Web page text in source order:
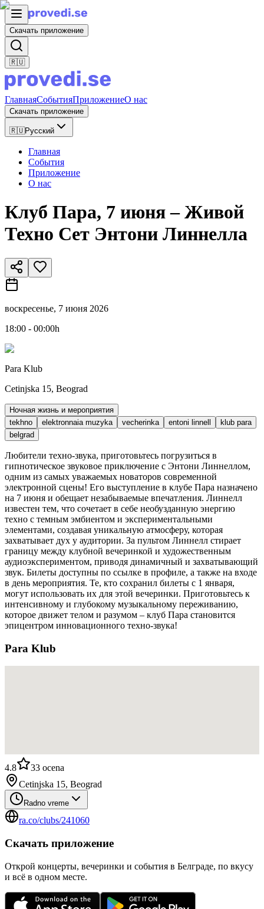
Скачать приложение
🇷🇺
ГлавнаяСобытияПриложениеО нас
Скачать приложение
🇷🇺Русский
Главная
События
Приложение
О нас
Клуб Пара, 7 июня – Живой
Техно Сет Энтони Линнелла
воскресенье, 7 июня 2026
18:00 - 00:00h
Para Klub
Cetinjska 15, Beograd
Ночная жизнь и мероприятия
tekhno
elektronnaia muzyka vecherinka entoni linnell
klub para
belgrad
Любители техно-звука, приготовьтесь погрузиться в
гипнотическое звуковое приключение с Энтони Линнеллом,
одним из самых уважаемых новаторов современной
электронной сцены! Его выступление в клубе Пара назначено
на 7 июня и обещает незабываемые впечатления. Линнелл
известен тем, что сочетает в себе необузданную энергию
техно с темным эмбиентом и экспериментальными
элементами, создавая уникальную атмосферу, которая
захватывает дух у аудитории. За пультом Линнелл стирает
границу между клубной вечеринкой и художественным
аудиоэкспериментом, приводя динамичный и захватывающий
звук. Билеты доступны по ссылке в профиле, а также на входе
в день мероприятия. Те, кто сохранил билеты с 1 января,
могут использовать их для этой вечеринки. Приготовьтесь к
интенсивному и глубокому музыкальному переживанию,
которое движет телом и разумом – клуб Пара становится
эпицентром инновационного техно-звука!
Para Klub
4.8 33 ocena
Cetinjska 15, Beograd
Radno vreme
ra.co/clubs/241060
Скачать приложение
Открой концерты, вечеринки и события в Белграде, по вкусу
и всё в одном месте.